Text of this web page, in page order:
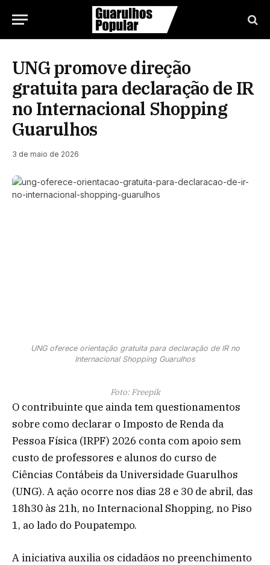
UNG promove direção
gratuita para declaração de IR
no Internacional Shopping
Guarulhos
3 de maio de 2026
UNG oferece orientação gratuita para declaração de IR no
Internacional Shopping Guarulhos
Foto: Freepik
O contribuinte que ainda tem questionamentos
sobre como declarar o Imposto de Renda da
Pessoa Física (IRPF) 2026 conta com apoio sem
custo de professores e alunos do curso de
Ciências Contábeis da Universidade Guarulhos
(UNG). A ação ocorre nos dias 28 e 30 de abril, das
18h30 às 21h, no Internacional Shopping, no Piso
1, ao lado do Poupatempo.
A iniciativa auxilia os cidadãos no preenchimento